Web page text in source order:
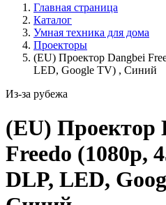
Главная страница
Каталог
Умная техника для дома
Проекторы
(EU) Проектор Dangbei
LED, Google TV) , Синий
Из-за рубежа
(EU) Проектор
Freedo (1080p,
DLP, LED,